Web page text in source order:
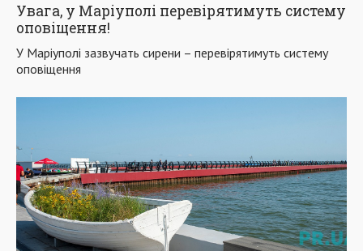
Увага, у Маріуполі перевірятимуть систему
оповіщення!
У Маріуполі зазвучать сирени – перевірятимуть систему
оповіщення